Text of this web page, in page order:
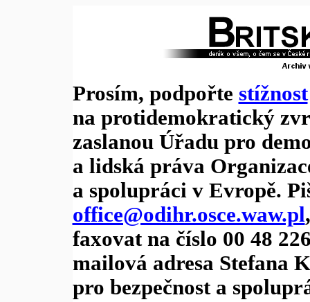
Prosím, podpořte stížnost
na protidemokratický
zaslanou Úřadu pro
a lidská práva
a spolupráci v Evropě.
office@odihr.osce.waw.pl
faxovat na číslo 00 48
mailová adresa Stefana
pro bezpečnost a